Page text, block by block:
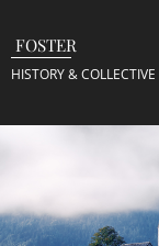
FOSTER
HISTORY & COLLECTIVE